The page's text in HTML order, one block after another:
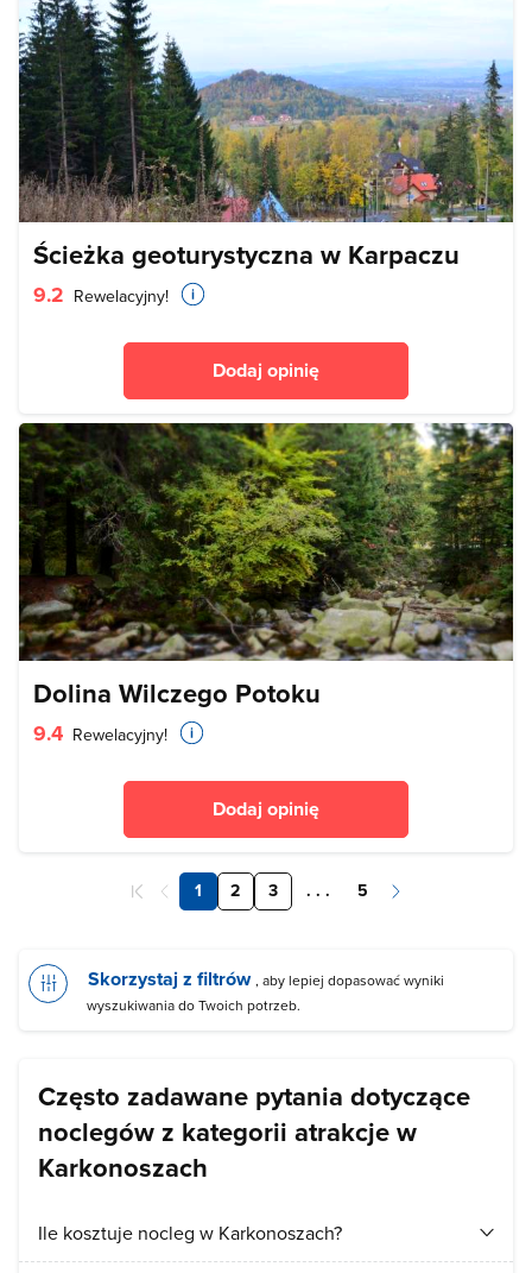
Ścieżka geoturystyczna w Karpaczu
9.2 Rewelacyjny!
Dodaj opinię
Dolina Wilczego Potoku
9.4 Rewelacyjny!
Dodaj opinię
1 2 3 . . . 5
Skorzystaj z filtrów , aby lepiej dopasować wyniki
wyszukiwania do Twoich potrzeb.
Często zadawane pytania dotyczące
noclegów z kategorii atrakcje w
Karkonoszach
Ile kosztuje nocleg w Karkonoszach?